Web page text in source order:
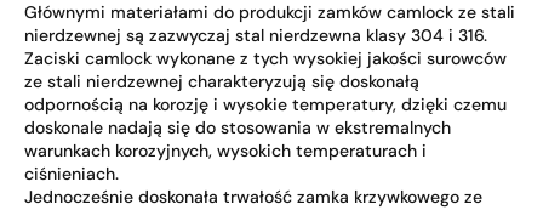
Głównymi materiałami do produkcji zamków camlock ze stali
nierdzewnej są zazwyczaj stal nierdzewna klasy 304 i 316.
Zaciski camlock wykonane z tych wysokiej jakości surowców
ze stali nierdzewnej charakteryzują się doskonałą
odpornością na korozję i wysokie temperatury, dzięki czemu
doskonale nadają się do stosowania w ekstremalnych
warunkach korozyjnych, wysokich temperaturach i
ciśnieniach.
Jednocześnie doskonała trwałość zamka krzywkowego ze